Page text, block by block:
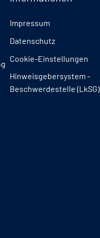
Impressum
Datenschutz
Cookie-Einstellungen
Hinweisgebersystem -
Beschwerdestelle (LkSG)